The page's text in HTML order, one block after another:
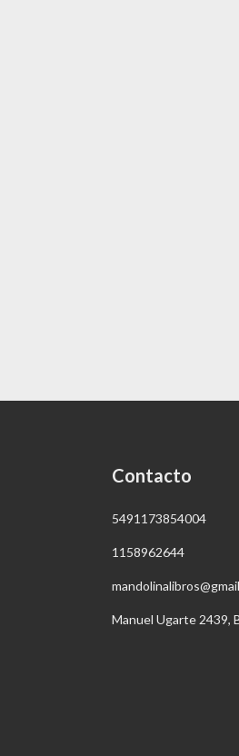
Contacto
5491173854004
1158962644
Manuel Ugarte 2439,